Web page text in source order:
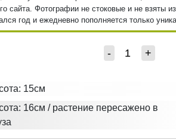
сайта. Фотографии не стоковые и не взяты
год и ежедневно пополняется только
- +
15см
16см / растение пересажено в